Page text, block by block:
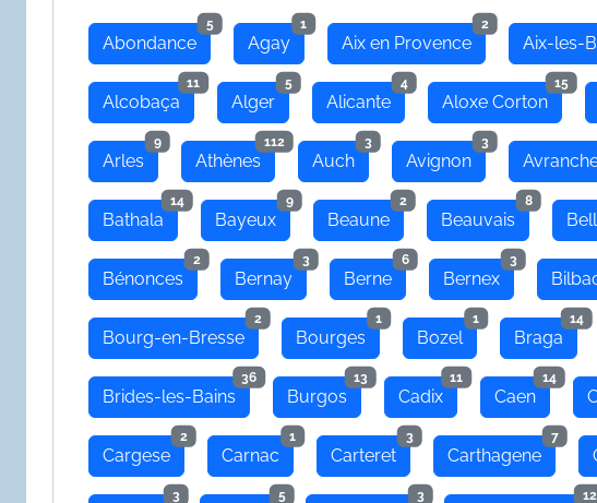
Abondance
5
Agay
1
Aix en Provence
2
Aix-les-
Alcobaça
11
Alger
5
Alicante
4
Aloxe Corton
15
Arles
9
Athènes
112
Auch
3
Avignon
3
Bathala
14
Bayeux
9
Beaune
2
Beauvais
8
Bénonces
2
Bernay
3
Berne
6
Bernex
3
Bourg-en-Bresse
2
Bourges
1
Bozel
1
Braga
14
Brides-les-Bains
36
Burgos
13
Cadix
11
Caen
14
Cargese
2
Carnac
1
Carteret
3
Carthagene
7
3 5 3 12